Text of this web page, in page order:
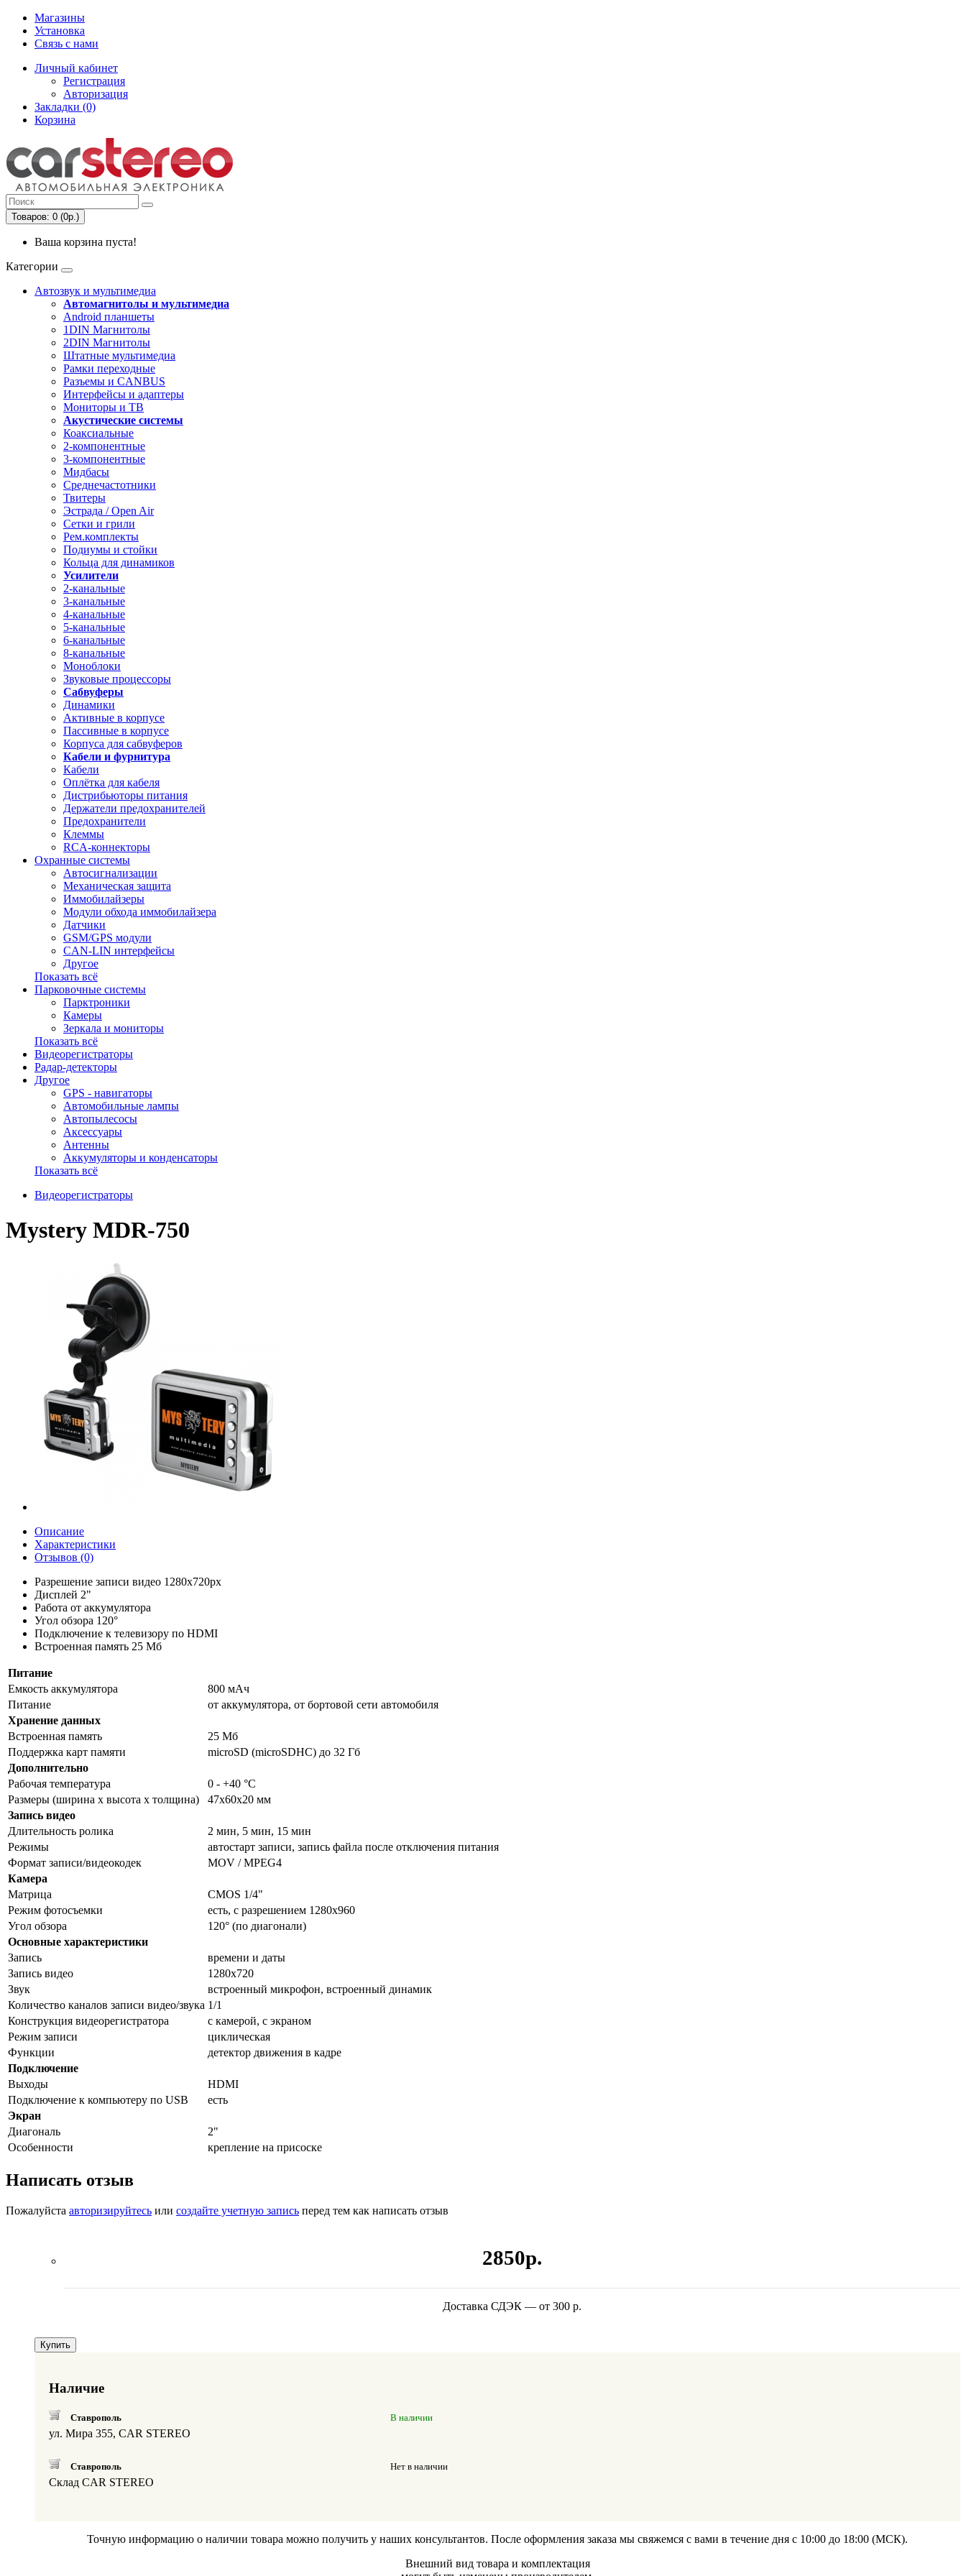
Магазины
Установка
Связь с нами
Личный кабинет
Регистрация
Авторизация
Закладки (0)
Корзина
Товаров: 0 (0р.)
Ваша корзина пуста!
Категории
Автозвук и мультимедиа
Автомагнитолы и мультимедиа
Android планшеты
1DIN Магнитолы
2DIN Магнитолы
Штатные мультимедиа
Рамки переходные
Разъемы и CANBUS
Интерфейсы и адаптеры
Мониторы и ТВ
Акустические системы
Коаксиальные
2-компонентные
3-компонентные
Мидбасы
Среднечастотники
Твитеры
Эстрада / Open Air
Сетки и грили
Рем.комплекты
Подиумы и стойки
Кольца для динамиков
Усилители
2-канальные
3-канальные
4-канальные
5-канальные
6-канальные
8-канальные
Моноблоки
Звуковые процессоры
Сабвуферы
Динамики
Активные в корпусе
Пассивные в корпусе
Корпуса для сабвуферов
Кабели и фурнитура
Кабели
Оплётка для кабеля
Дистрибьюторы питания
Держатели предохранителей
Предохранители
Клеммы
RCA-коннекторы
Охранные системы
Автосигнализации
Механическая защита
Иммобилайзеры
Модули обхода иммобилайзера
Датчики
GSM/GPS модули
CAN-LIN интерфейсы
Другое
Показать всё
Парковочные системы
Парктроники
Камеры
Зеркала и мониторы
Показать всё
Видеорегистраторы
Радар-детекторы
Другое
GPS - навигаторы
Автомобильные лампы
Автопылесосы
Аксессуары
Антенны
Аккумуляторы и конденсаторы
Показать всё
Видеорегистраторы
Mystery MDR-750
Описание
Характеристики
Отзывов (0)
Разрешение записи видео 1280x720px
Дисплей 2"
Работа от аккумулятора
Угол обзора 120°
Подключение к телевизору по HDMI
Встроенная память 25 Мб
Питание
Емкость аккумулятора
800 мАч
Питание
от аккумулятора, от бортовой сети автомобиля
Хранение данных
Встроенная память
25 Мб
Поддержка карт памяти
microSD (microSDHC) до 32 Гб
Дополнительно
Рабочая температура
0 - +40 °C
Размеры (ширина x высота x толщина)
47x60x20 мм
Запись видео
Длительность ролика
2 мин, 5 мин, 15 мин
Режимы
автостарт записи, запись файла после отключения питания
Формат записи/видеокодек
MOV / MPEG4
Камера
Матрица
CMOS 1/4"
Режим фотосъемки
есть, с разрешением 1280x960
Угол обзора
120° (по диагонали)
Основные характеристики
Запись
времени и даты
Запись видео
1280x720
Звук
встроенный микрофон, встроенный динамик
Количество каналов записи видео/звука 1/1
Конструкция видеорегистратора
с камерой, с экраном
Режим записи
циклическая
Функции
детектор движения в кадре
Подключение
Выходы
HDMI
Подключение к компьютеру по USB
есть
Экран
Диагональ
2"
Особенности
крепление на присоске
Написать отзыв
Пожалуйста авторизируйтесь или создайте учетную запись перед тем как написать отзыв
2850р.
Доставка СДЭК — от 300 р.
Купить
Наличие
Ставрополь В наличии
ул. Мира 355, CAR STEREO
Ставрополь Нет в наличии
Склад CAR STEREO
Точную информацию о наличии товара можно получить у наших консультантов. После оформления заказа мы свяжемся с вами в течение дня с 10:00 до 18:00 (МСК).
Внешний вид товара и комплектация